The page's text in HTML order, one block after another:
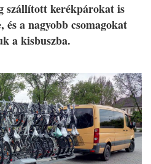
szállított kerékpárokat is
a nagyobb csomagokat
a kisbuszba.